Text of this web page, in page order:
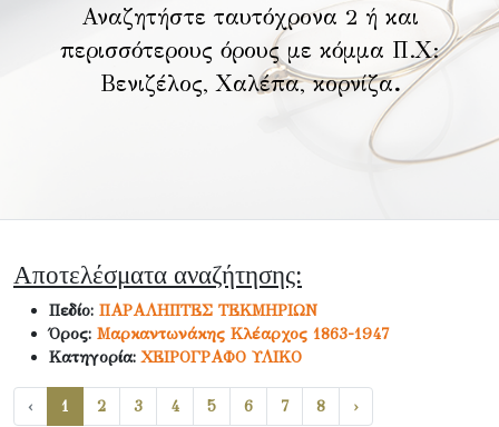
Αναζητήστε ταυτόχρονα 2 ή και
περισσότερους όρους με κόμμα Π.Χ:
Βενιζέλος, Χαλέπα, κορνίζα.
Αποτελέσματα αναζήτησης:
Πεδίο: ΠΑΡΑΛΗΠΤΕΣ ΤΕΚΜΗΡΙΩΝ
Όρος: Μαρκαντωνάκης Κλέαρχος 1863-1947
Κατηγορία:ΧΕΙΡΟΓΡΑΦΟ ΥΛΙΚΟ
‹ 1 2 3 4 5 6 7 8 ›